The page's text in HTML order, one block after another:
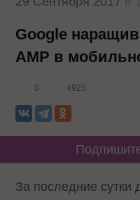
Google
AMP в
0 4925
За последние сутки